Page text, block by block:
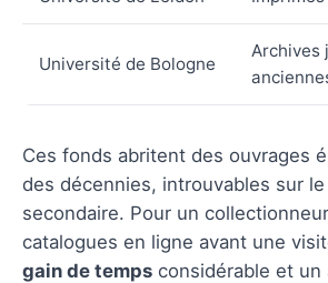
Université de Bologne
Archives
Ces fonds abritent des ouvrages
des décennies, introuvables sur
secondaire. Pour un
catalogues en ligne avant une
gain de temps considérable et un